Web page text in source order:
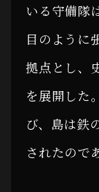
いる守備隊
目のように
拠点とし、
を展開した
び、島は鉄
されたので